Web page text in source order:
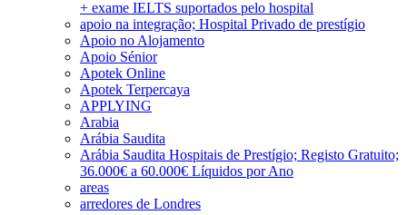
+ exame IELTS suportados pelo hospital
apoio na integração; Hospital Privado de prestígio
Apoio no Alojamento
Apoio Sénior
Apotek Online
Apotek Terpercaya
APPLYING
Arabia
Arábia Saudita
Arábia Saudita Hospitais de Prestígio; Registo Gratuito;
36.000€ a 60.000€ Líquidos por Ano
areas
arredores de Londres